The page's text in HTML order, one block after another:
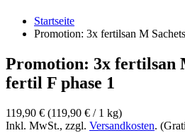
Startseite
Promotion: 3x fertilsan M
Promotion: 3x fertilsan
fertil F phase 1
119,90 € (119,90 €­ / 1 kg)
Inkl. MwSt., zzgl. Versandkosten.